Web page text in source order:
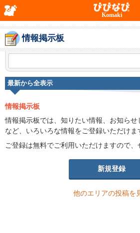
Komaki
情報掲示板
最新から全表示
情報掲示板
情報掲示板では、知りたい情報、お知ら
など、いろいろな情報をご登録いただけま
ご登録は無料でご利用いただけますので、
新規登録
他のエリアの投稿を